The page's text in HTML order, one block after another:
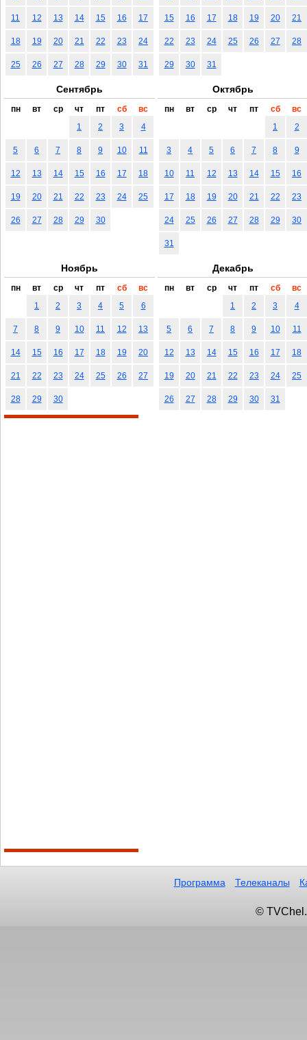
11 12 13 14 15 16 17
18 19 20 21 22 23 24
25 26 27 28 29 30 31
15 16 17 18 19 20 21
22 23 24 25 26 27 28
29 30 31
Сентябрь
пн вт ср чт пт сб
вс
1
2 3 4
5 6 7 8 9 10 11
12 13 14 15 16 17 18
19 20 21 22 23 24 25
26 27 28 29 30
Октябрь
пн вт ср чт пт сб
вс
1
2
3 4 5 6 7 8 9
10 11 12 13 14 15 16
17 18 19 20 21 22 23
24 25 26 27 28 29 30
31
Ноябрь
пн вт ср чт пт сб
вс
1
2 3 4 5 6
7 8 9 10 11 12 13
14 15 16 17 18 19 20
21 22 23 24 25 26 27
28 29 30
Декабрь
пн вт ср чт пт сб
вс
1
2 3 4
5 6 7 8 9 10 11
12 13 14 15 16 17 18
19 20 21 22 23 24 25
26 27 28 29 30 31
Программа Телеканалы
©